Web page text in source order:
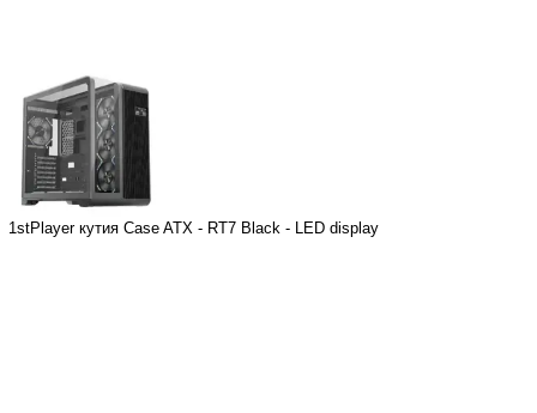
1stPlayer кутия Case ATX - RT7 Black - LED display